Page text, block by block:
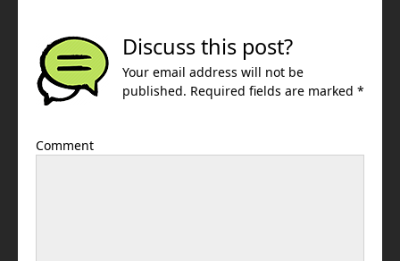
Discuss this post?
Your email address will not be
published. Required fields are marked *
Comment